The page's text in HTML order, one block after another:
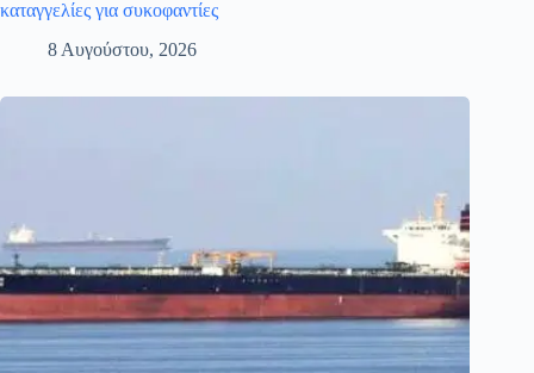
καταγγελίες για συκοφαντίες
8 Αυγούστου, 2026